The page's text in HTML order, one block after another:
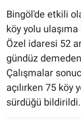
Bingöl'de etkili
köy yolu
Özel idaresi 52
gündüz
Çalışmalar
açılırken 75 köy
sürdüğü bildirildi.